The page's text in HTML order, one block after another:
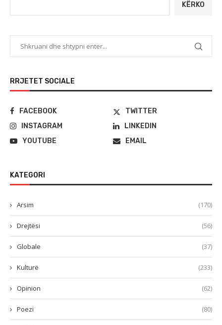
KËRKO
RRJETET SOCIALE
FACEBOOK
TWITTER
INSTAGRAM
LINKEDIN
YOUTUBE
EMAIL
KATEGORI
Arsim (170)
Drejtësi (56)
Globale (37)
Kulturë (233)
Opinion (62)
Poezi (80)